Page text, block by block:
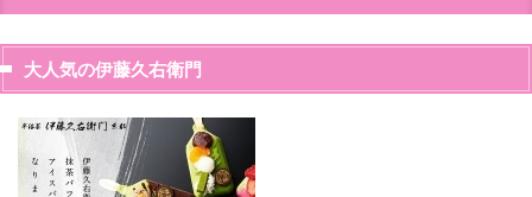
大人気の伊藤久右衛門